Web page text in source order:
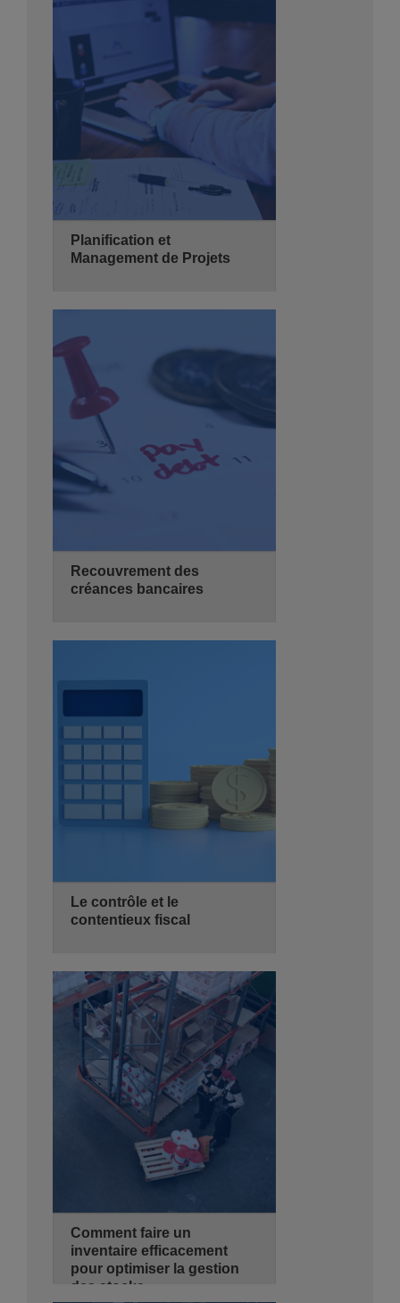
Hyatt Regency Algiers
Se Pré-inscrire Détails
Planification et
Management de Projets
Hyatt Regency Algiers
Se Pré-inscrire Détails
Recouvrement des
créances bancaires
Hyatt Regency Algiers
Se Pré-inscrire Détails
Le contrôle et le
contentieux fiscal
28/10/2026
2 jours
de 08:30 - 14:00
Hyatt Regency Algiers
Se Pré-inscrire Détails
Comment faire un
inventaire efficacement
pour optimiser la gestion
des stocks